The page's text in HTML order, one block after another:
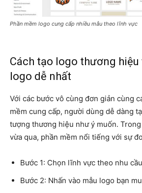
Phần mềm logo cung cấp nhiều mẫu theo lĩnh vực
Cách tạo logo thương hiệu
logo dễ nhất
Với các bước vô cùng đơn giản cùng
mềm cung cấp, người dùng dễ dàng
tượng thương hiệu như ý muốn.
vừa qua, phần mềm nổi tiếng với sự
Bước 1: Chọn lĩnh vực theo nhu
Bước 2: Nhấn vào mẫu logo bạn